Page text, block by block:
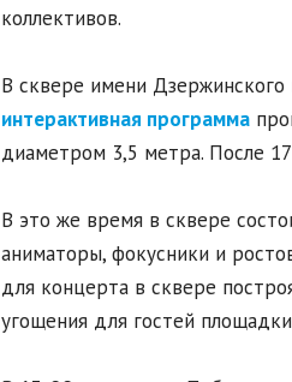
коллективов.
В сквере имени Дзержинского
интерактивная программа
диаметром 3,5 метра. После
В это же время в сквере
аниматоры, фокусники и
для концерта в сквере
угощения для гостей